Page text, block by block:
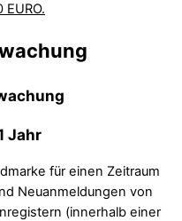
Jahr
für einen Zeitraum
Neuanmeldungen von
(innerhalb einer